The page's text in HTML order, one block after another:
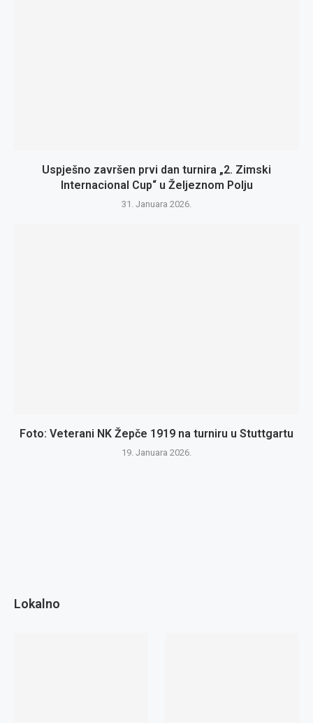
Uspješno završen prvi dan turnira „2. Zimski
Internacional Cup“ u Željeznom Polju
31. Januara 2026.
Foto: Veterani NK Žepče 1919 na turniru u Stuttgartu
19. Januara 2026.
Lokalno